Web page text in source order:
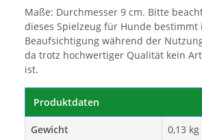
Maße: Durchmesser 9 cm. Bitte
dieses Spielzeug für Hunde bestimmt
Beaufsichtigung während der
da trotz hochwertiger Qualität kein
ist.
Produktdaten
Gewicht 0,13 kg